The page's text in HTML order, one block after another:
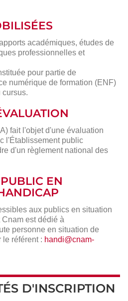
académiques, études de
professionnelles et
pour partie de
numérique de formation (ENF)
cursus.
fait l'objet d'une évaluation
l'Établissement public
d'un règlement national des
EN
aux publics en situation
est dédié à
personne en situation de
le référent : handi@cnam-
D'INSCRIPTION